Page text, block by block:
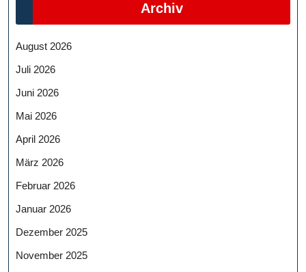
Archiv
August 2026
Juli 2026
Juni 2026
Mai 2026
April 2026
März 2026
Februar 2026
Januar 2026
Dezember 2025
November 2025